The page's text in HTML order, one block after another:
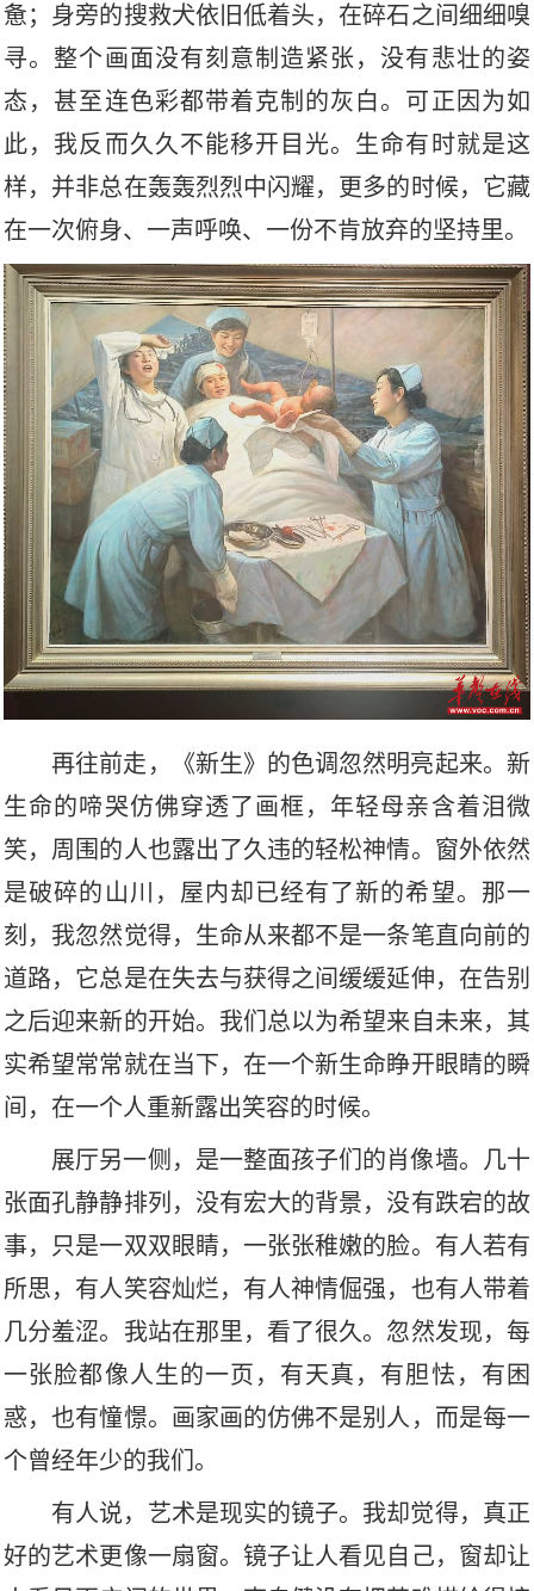
惫；身旁的搜救犬依旧低着头，在碎石之间细细嗅
寻。整个画面没有刻意制造紧张，没有悲壮的姿
态，甚至连色彩都带着克制的灰白。可正因为如
此，我反而久久不能移开目光。生命有时就是这
样，并非总在轰轰烈烈中闪耀，更多的时候，它藏
在一次俯身、一声呼唤、一份不肯放弃的坚持里。
再往前走，《新生》的色调忽然明亮起来。新
生命的啼哭仿佛穿透了画框，年轻母亲含着泪微
笑，周围的人也露出了久违的轻松神情。窗外依然
是破碎的山川，屋内却已经有了新的希望。那一
刻，我忽然觉得，生命从来都不是一条笔直向前的
道路，它总是在失去与获得之间缓缓延伸，在告别
之后迎来新的开始。我们总以为希望来自未来，其
实希望常常就在当下，在一个新生命睁开眼睛的瞬
间，在一个人重新露出笑容的时候。
展厅另一侧，是一整面孩子们的肖像墙。几十
张面孔静静排列，没有宏大的背景，没有跌宕的故
事，只是一双双眼睛，一张张稚嫩的脸。有人若有
所思，有人笑容灿烂，有人神情倔强，也有人带着
几分羞涩。我站在那里，看了很久。忽然发现，每
一张脸都像人生的一页，有天真，有胆怯，有困
惑，也有憧憬。画家画的仿佛不是别人，而是每一
个曾经年少的我们。
有人说，艺术是现实的镜子。我却觉得，真正
好的艺术更像一扇窗。镜子让人看见自己，窗却让